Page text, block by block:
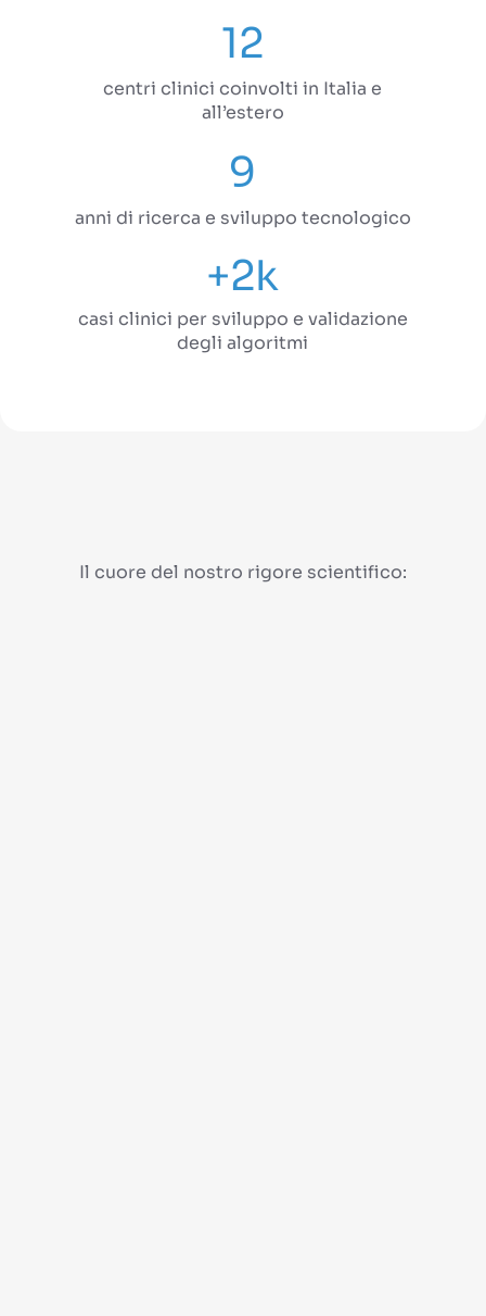
12
centri clinici coinvolti in Italia e
all’estero
9
anni di ricerca e sviluppo tecnologico
+2k
casi clinici per sviluppo e validazione
degli algoritmi
Il cuore del nostro rigore scientifico: